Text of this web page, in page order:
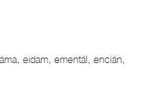
eidam, ementál, encián,